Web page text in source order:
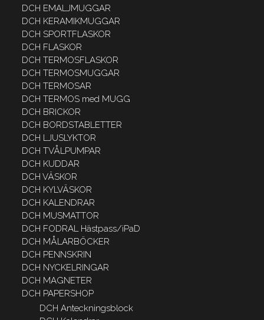
DCH EMALJMUGGAR
DCH KERAMIKMUGGAR
DCH SPORTFLASKOR
DCH FLASKOR
DCH TERMOSFLASKOR
DCH TERMOSMUGGAR
DCH TERMOSAR
DCH TERMOS med MUGG
DCH BRICKOR
DCH BORDSTABLETTER
DCH LJUSLYKTOR
DCH TVÅLPUMPAR
DCH KUDDAR
DCH VÄSKOR
DCH KYLVÄSKOR
DCH KALENDRAR
DCH MUSMATTOR
DCH FODRAL Hästpass/iPaD
DCH MÅLARBÖCKER
DCH PENNSKRIN
DCH NYCKELRINGAR
DCH MAGNETER
DCH PAPERSHOP
DCH Anteckningsblock